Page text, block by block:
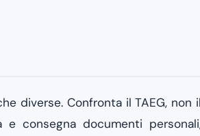
diverse. Confronta il TAEG, non il
consegna documenti